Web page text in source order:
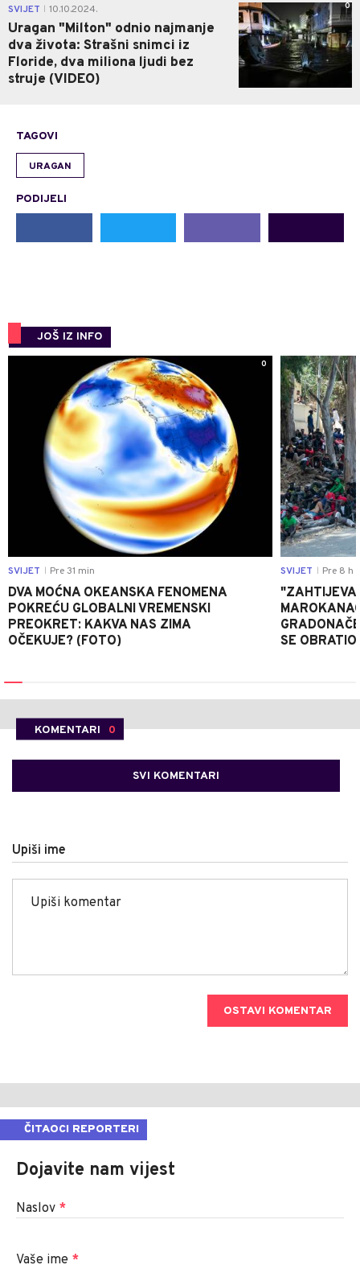
SVIJET 10.10.2024.
Uragan "Milton" odnio najmanje
dva života: Strašni snimci iz
Floride, dva miliona ljudi bez
struje (VIDEO)
0
TAGOVI
URAGAN
PODIJELI
JOŠ IZ INFO
0
SVIJET Pre 31 min
DVA MOĆNA OKEANSKA FENOMENA
POKREĆU GLOBALNI VREMENSKI
PREOKRET: KAKVA NAS ZIMA
OČEKUJE? (FOTO)
SVIJET Pre 8 h
SE
KOMENTARI 0
SVI KOMENTARI
Upiši ime
OSTAVI KOMENTAR
ČITAOCI REPORTERI
Dojavite nam vijest
Naslov *
Vaše ime *